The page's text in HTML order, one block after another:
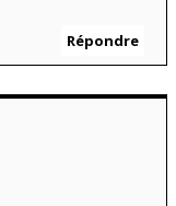
Répondre